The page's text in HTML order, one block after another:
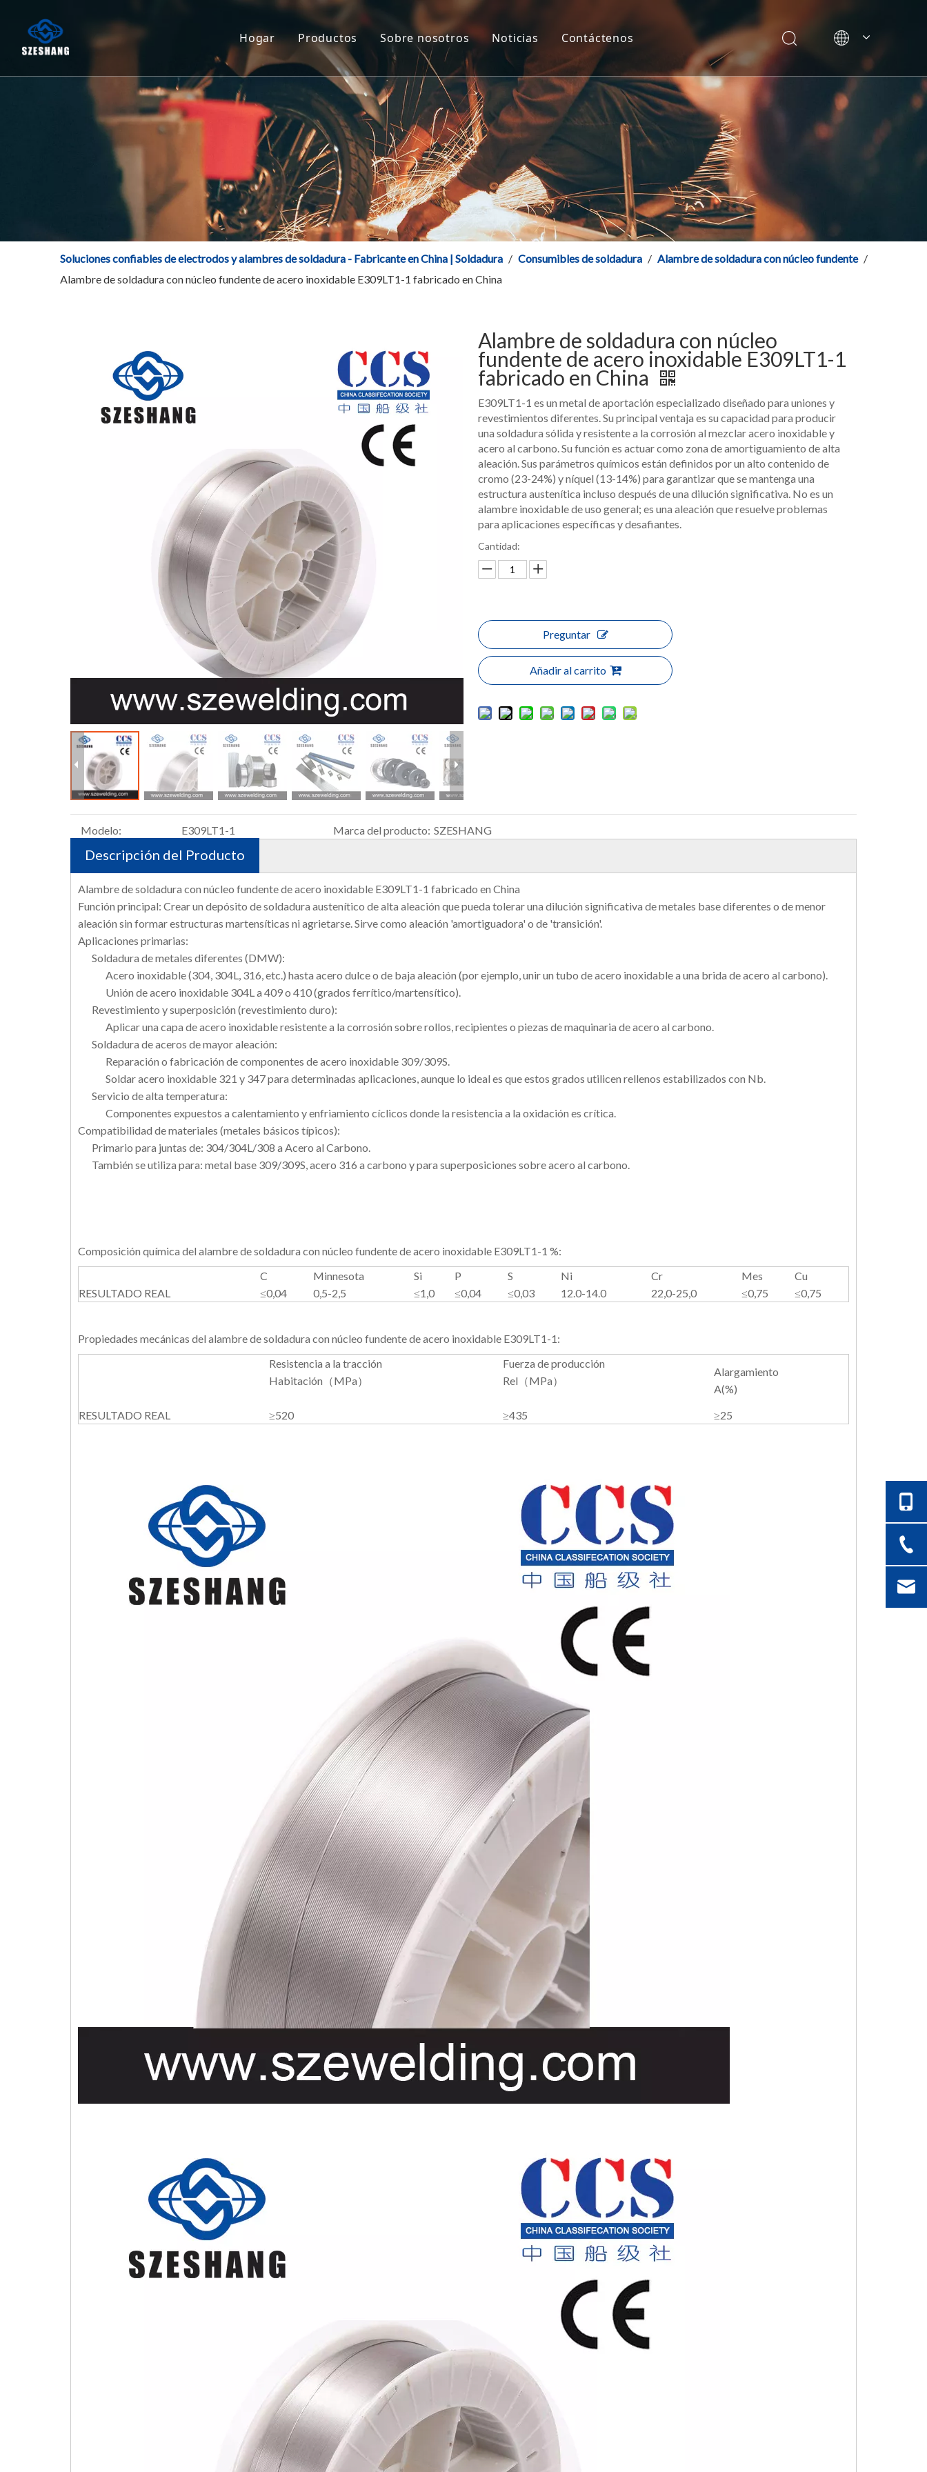
Hogar Productos
Alambre de soldadura sólido blindado con gas CO2
Alambre de soldadura de aluminio y aleación de aluminio
Alambre de soldadura con núcleo fundente
Alambre de soldadura de acero inoxidable
Electrodo de soldadura
Sobre nosotros
Certificado
Preguntas frecuentes
Descargar
Noticias
Noticias de la fábrica de soldadura de Szeshang
Noticias de productos de soldadura
Contáctenos
Italiano
简体中文
English
Soluciones confiables de electrodos y alambres de soldadura - Fabricante en China | Soldadura / Consumibles de soldadura / Alambre de soldadura con núcleo fundente /
Alambre de soldadura con núcleo fundente de acero inoxidable E309LT1-1 fabricado en China
Alambre de soldadura con núcleo
fundente de acero inoxidable E309LT1-1
fabricado en China
E309LT1-1 es un metal de aportación especializado diseñado para uniones y
revestimientos diferentes. Su principal ventaja es su capacidad para producir
una soldadura sólida y resistente a la corrosión al mezclar acero inoxidable y
acero al carbono. Su función es actuar como zona de amortiguamiento de alta
aleación. Sus parámetros químicos están definidos por un alto contenido de
cromo (23-24%) y níquel (13-14%) para garantizar que se mantenga una
estructura austenítica incluso después de una dilución significativa. No es un
alambre inoxidable de uso general; es una aleación que resuelve problemas
para aplicaciones específicas y desafiantes.
Cantidad:
Preguntar
Añadir al carrito
Modelo: E309LT1-1 Marca del producto: SZESHANG
Descripción del Producto
Alambre de soldadura con núcleo fundente de acero inoxidable E309LT1-1 fabricado en China
Función principal: Crear un depósito de soldadura austenítico de alta aleación que pueda tolerar una dilución significativa de metales base diferentes o de menor
aleación sin formar estructuras martensíticas ni agrietarse. Sirve como aleación 'amortiguadora' o de 'transición'.
Aplicaciones primarias:
Soldadura de metales diferentes (DMW):
Acero inoxidable (304, 304L, 316, etc.) hasta acero dulce o de baja aleación (por ejemplo, unir un tubo de acero inoxidable a una brida de acero al carbono).
Unión de acero inoxidable 304L a 409 o 410 (grados ferrítico/martensítico).
Revestimiento y superposición (revestimiento duro):
Aplicar una capa de acero inoxidable resistente a la corrosión sobre rollos, recipientes o piezas de maquinaria de acero al carbono.
Soldadura de aceros de mayor aleación:
Reparación o fabricación de componentes de acero inoxidable 309/309S.
Soldar acero inoxidable 321 y 347 para determinadas aplicaciones, aunque lo ideal es que estos grados utilicen rellenos estabilizados con Nb.
Servicio de alta temperatura:
Componentes expuestos a calentamiento y enfriamiento cíclicos donde la resistencia a la oxidación es crítica.
Compatibilidad de materiales (metales básicos típicos):
Primario para juntas de: 304/304L/308 a Acero al Carbono.
También se utiliza para: metal base 309/309S, acero 316 a carbono y para superposiciones sobre acero al carbono.
Composición química del alambre de soldadura con núcleo fundente de acero inoxidable E309LT1-1 %:
C
Minnesota Si P S Ni Cr Mes
Cu
RESULTADO REAL
≤0,04 0,5-2,5 ≤1,0 ≤0,04 ≤0,03 12.0-14.0 22,0-25,0 ≤0,75 ≤0,75
Propiedades mecánicas del alambre de soldadura con núcleo fundente de acero inoxidable E309LT1-1:
Resistencia a la tracción
Habitación（MPa）
Fuerza de producción
Rel（MPa）
Alargamiento
A(%)
RESULTADO REAL
≥520 ≥435 ≥25